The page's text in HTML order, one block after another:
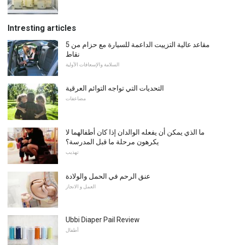
Intresting articles
مقاعد عالية التزييت الداعمة للسيارة مع حزام من 5
نقاط
السلامة والإسعافات الأولية
التحديات التي تواجه التوائم العرقية
مضاعفات
ما الذي يمكن أن يفعله الوالدان إذا كان أطفالهما لا
يكرهون مرحلة ما قبل المدرسة؟
تهذيب
عنق الرحم في الحمل والولادة
العمل و الانجاز
Ubbi Diaper Pail Review
أطفال